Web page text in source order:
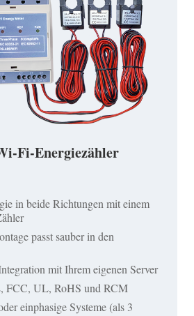
Fi-Energiezähler
in beide Richtungen mit einem
passt sauber in den
mit Ihrem eigenen Server
FCC, UL, RoHS und RCM
einphasige Systeme (als 3